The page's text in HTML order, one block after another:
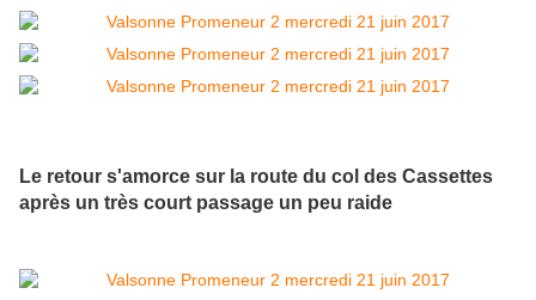
Le retour s'amorce sur la route du col des Cassettes
après un très court passage un peu raide